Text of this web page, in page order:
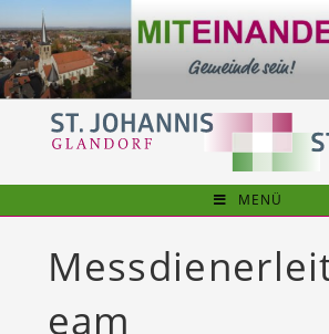
Inhalt
springen
MENÜ
eam